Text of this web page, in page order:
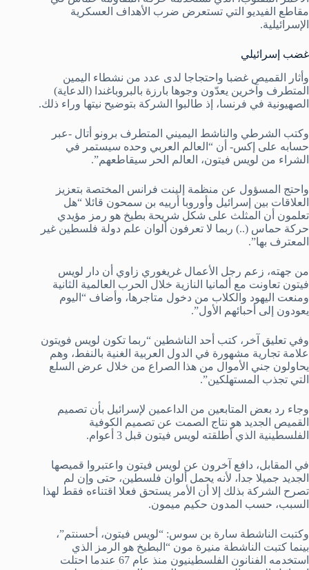
مقاطع الفيديو التي تستعرض ضرب الأهداف العسكرية
الإسرائيلية.
غضب إسرائيلي
وأثار القميص غضبا واحتجاجا لدى عدد من نشطاء اليمين
المتطرف وآخرين يعدّون وجوها بارزة بالبروباغندا (الدعاية)
الصهيونية في فرنسا، إذ طالبوا الشركة بتوضيح نيتها وراء ذلك.
وكتب الشرطي والناشط اليميني المتطرف برونو أتال -عبر
حسابه على إكس- أن “العالم العربي وحده سيستمر في
الشراء من لويس فيتون، العالم الحر سيقاطعهم”.
واحتج المسؤول عن منظمة إلينت فرانس المختصة بتعزيز
العلاقات بين إسرائيل وأوروبا أرييه بن سمحون قائلا “هل
تعلمون أن المثلث على شكل شريحة بطيخ هو رمز مؤيدي
حركة حماس (..) ربما لا تعرفون ألوان علم دولة فلسطين غير
المعترف بها”.
من جهته، زعم رجل الأعمال غريغوري زاوي أن دار لويس
فيتون تعاونت مع ألمانيا النازية خلال الحرب العالمية الثانية
ومنعت اليهود والكلاب من دخول متاجرها، وأضاف “اليوم
يعودون إلى أحبائهم الأول”.
وفي تعليق آخر، كتب أحد الناشطين “ربما تكون لويس فويتون
علامة تجارية مشهورة في الدول العربية الغنية بالنفط، وهم
يحاولون جني الأموال من هذا الصراع من خلال عرض السلع
التي تجذب المستهلكين”.
وجاء رد بعض المتابعين من الداعمين لإسرائيل بأن تصميم
القميص الجديد هو نتاج الصمت عن تصميم الكوفية
الفلسطينية الذي أطلقته لويس فيتون قبل 3 أعوام.
في المقابل، دافع آخرون عن لويس فيتون واعتبروا قميصها
الجديد جميلا جدا، لأنه يحمل ألوان فلسطين، حتى وإن لم
تصرح الشركة بذلك إلا أن الأمر يستحق فعلا اقتناءه فقط لهذا
السبب، حسب المدون حكيم ميمون.
وكتبت الناشطة سارة بن سوس: “لويس فيتون، أحسنتم”،
بينما كتبت الناشطة منيرة مون “البطيخ هو الرمز الذي
استخدمه الفنانون الفلسطينيون منذ عام 67 عندما احتلت